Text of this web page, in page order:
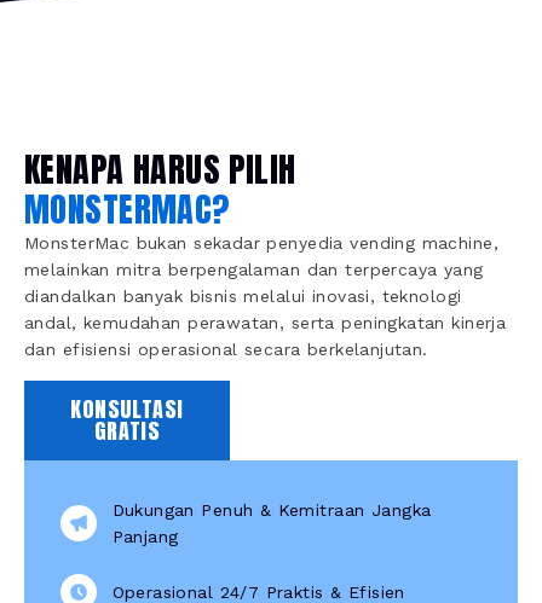
KENAPA HARUS PILIH
MONSTERMAC?
MonsterMac bukan sekadar penyedia vending machine,
melainkan mitra berpengalaman dan terpercaya yang
diandalkan banyak bisnis melalui inovasi, teknologi
andal, kemudahan perawatan, serta peningkatan kinerja
dan efisiensi operasional secara berkelanjutan.
KONSULTASI
GRATIS
Dukungan Penuh & Kemitraan Jangka
Panjang
Operasional 24/7 Praktis & Efisien